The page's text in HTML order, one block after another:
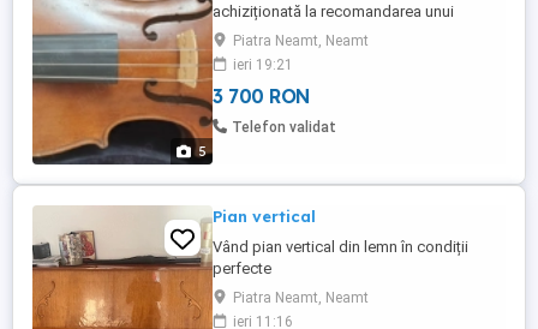
5
achiziționată la recomandarea unui
profesor de muzică instrumentală, în stare
foarte bună, reabilitată acum câțiva ani la
lutierul Sandu Stroe, cu sunet profund,
echilibrat, arcuș realizat de lutierul Sandu
Stroe, cutie Jakob Winter în stare foarte
Piatra Neamt, Neamt
ieri 19:21
3 700 RON
Telefon validat
Pian vertical
Vând pian vertical din lemn în condiții
perfecte
Piatra Neamt, Neamt
ieri 11:16